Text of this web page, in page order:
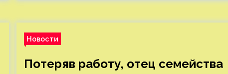
Новости
Потеряв работу, отец семейства